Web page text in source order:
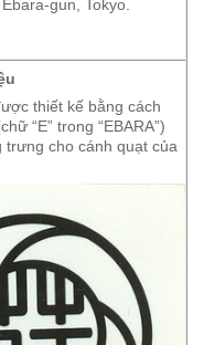
gun, Tokyo.
thiết kế bằng cách
“E” trong “EBARA”)
cho cánh quạt của